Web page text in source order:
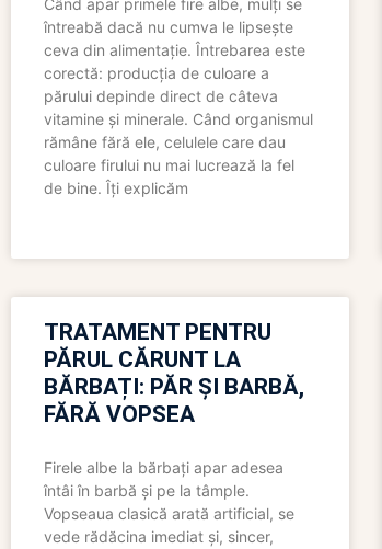
Când apar primele fire albe, mulți se
întreabă dacă nu cumva le lipsește
ceva din alimentație. Întrebarea este
corectă: producția de culoare a
părului depinde direct de câteva
vitamine și minerale. Când organismul
rămâne fără ele, celulele care dau
culoare firului nu mai lucrează la fel
de bine. Îți explicăm
TRATAMENT PENTRU
PĂRUL CĂRUNT LA
BĂRBAȚI: PĂR ȘI BARBĂ,
FĂRĂ VOPSEA
Firele albe la bărbați apar adesea
întâi în barbă și pe la tâmple.
Vopseaua clasică arată artificial, se
vede rădăcina imediat și, sincer,